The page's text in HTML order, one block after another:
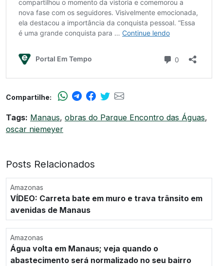
Compartilhe:
Tags: Manaus, obras do Parque Encontro das Águas,
oscar niemeyer
Posts Relacionados
Amazonas
VÍDEO: Carreta bate em muro e trava trânsito em
avenidas de Manaus
Amazonas
Água volta em Manaus; veja quando o
abastecimento será normalizado no seu bairro